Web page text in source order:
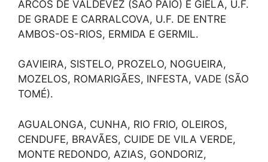
ARCOS DE VALDEVEZ (SÃO PAIO) E GIELA, U.F.
DE GRADE E CARRALCOVA, U.F. DE ENTRE
AMBOS-OS-RIOS, ERMIDA E GERMIL.
GAVIEIRA, SISTELO, PROZELO, NOGUEIRA,
MOZELOS, ROMARIGÃES, INFESTA, VADE (SÃO
TOMÉ).
AGUALONGA, CUNHA, RIO FRIO, OLEIROS,
CENDUFE, BRAVÃES, CUIDE DE VILA VERDE,
MONTE REDONDO, AZIAS, GONDORIZ,